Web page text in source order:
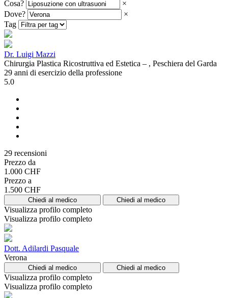
Cosa?
×
Dove?
×
Tag
Dr. Luigi Mazzi
Chirurgia Plastica Ricostruttiva ed Estetica – , Peschiera del Garda
29 anni di esercizio della professione
5.0
29 recensioni
Prezzo da
1.000 CHF
Prezzo a
1.500 CHF
Chiedi al medico Chiedi al medico
Visualizza profilo completo
Visualizza profilo completo
Dott. Adilardi Pasquale
Verona
Chiedi al medico Chiedi al medico
Visualizza profilo completo
Visualizza profilo completo